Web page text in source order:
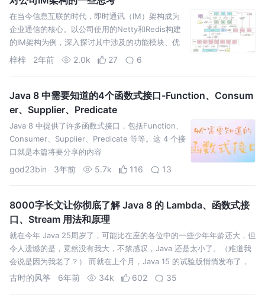
在当今信息互联的时代，即时通讯（IM）架构成为
企业通信的核心。以公司使用的Netty和Redis构建
的IM架构为例，深入探讨其中涉及的功能模块、优
化方案以及架构扩展等方面的思考。 1. 架构概述 1.
梓梓 2年前 2.0k 27 6
Java 8 中需要知道的4个函数式接口-Function、Consum
er、Supplier、Predicate
Java 8 中提供了许多函数式接口，包括Function、
Consumer、Supplier、Predicate 等等。这 4 个接
口就是本篇将要分享的内容
god23bin 3年前 5.7k 116 13
8000字长文让你彻底了解 Java 8 的 Lambda、函数式接
口、Stream 用法和原理
就在今年 Java 25周岁了，可能比在座的各位中的一些少年年龄还大，但
令人遗憾的是，竟然没有我大，不禁感叹，Java 还是太小了。（难道我
会说是因为我老了？） 而就在上个月，Java 15 的试验版悄悄发布了，
但是在 Java 界一直有个神秘现象，那就是「你发你发任你发，我的…
古时的风筝 6年前 34k 602 35